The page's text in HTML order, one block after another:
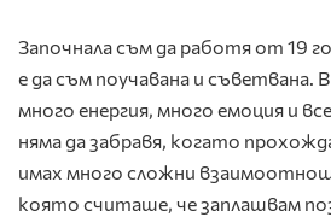
Започнала съм да работя от 19
е да съм поучавана и съветвана.
много енергия, много емоция и
няма да забравя, когато
имах много сложни
която считаше, че заплашвам